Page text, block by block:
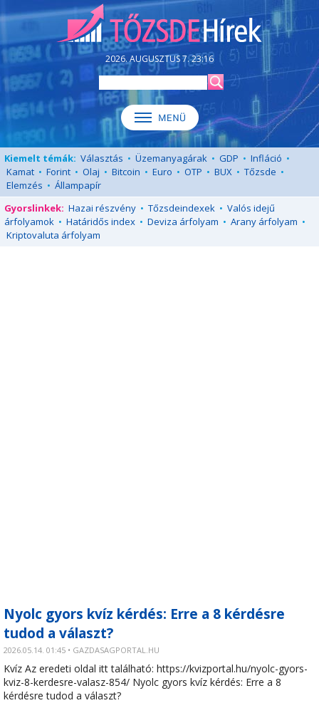
2026. AUGUSZTUS 7. 23:16
Kiemelt témák: Választás • Üzemanyagárak • GDP • Infláció •
Kamat • Forint • Olaj • Bitcoin • Euro • OTP • BUX • Tőzsde •
Elemzés • Állampapír
Gyorslinkek: Hazai részvény • Tőzsdeindexek • Valós idejű
árfolyamok • Határidős index • Deviza árfolyam • Arany árfolyam •
Kriptovaluta árfolyam
Nyolc gyors kvíz kérdés: Erre a 8 kérdésre
tudod a választ?
2026.05.14. 01:45 • GAZDASAGPORTAL.HU
Kvíz Az eredeti oldal itt található: https://kvizportal.hu/nyolc-gyors-
kviz-8-kerdesre-valasz-854/ Nyolc gyors kvíz kérdés: Erre a 8
kérdésre tudod a választ?